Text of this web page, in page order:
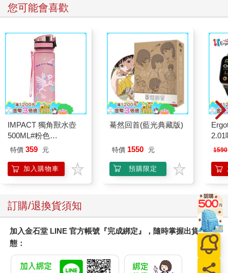
您可能會喜歡
IMPACT 獨角獸水壺
500ML#粉色
IM00B11PK
特價 359 元
加入購物車
驀然回首(藍光典藏版)
特價 1550 元
預購限定
2.01
1590
訂購/退換貨須知
加入金石堂 LINE 官方帳號『完成綁定』，隨時掌握出貨動
態：